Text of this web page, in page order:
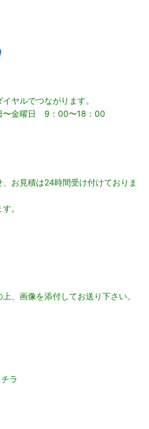
ルでつながります。
曜日 9：00〜18：00
見積は24時間受け付けておりま
。
像を添付してお送り下さい。
チラ